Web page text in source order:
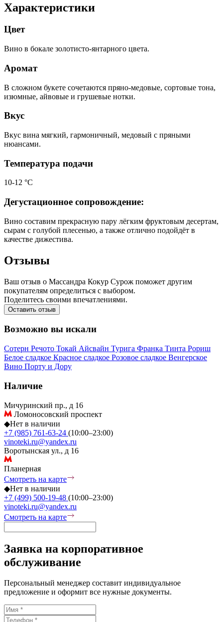
Характеристики
Цвет
Вино в бокале золотисто-янтарного цвета.
Аромат
В сложном букете сочетаются пряно-медовые, сортовые тона,
изюмные, айвовые и грушевые нотки.
Вкус
Вкус вина мягкий, гармоничный, медовый с пряными
нюансами.
Температура подачи
10-12 °С
Дегустационное сопровождение:
Вино составим прекрасную пару лёгким фруктовым десертам,
сырам с голубой плесенью, а также отлично подойдёт в
качестве дижестива.
Отзывы
Ваш отзыв о Массандра Кокур Сурож поможет другим
покупателям определиться с выбором.
Поделитесь своими впечатлениями.
Оставить отзыв
Возможно вы искали
Сотерн Речото Токай Айсвайн Турига Франка Тинта Рориш
Белое сладкое Красное сладкое Розовое сладкое Венгерское
Вино Порту и Дору
Наличие
Мичуринский пр., д 16
Ломоносовский проспект
◆Нет в наличии
+7 (985) 761-63-24 (10:00–23:00)
vinoteki.ru@yandex.ru
Воротынская ул., д 16
Планерная
Смотреть на карте
◆Нет в наличии
+7 (499) 500-19-48 (10:00–23:00)
vinoteki.ru@yandex.ru
Смотреть на карте
Заявка на корпоративное
обслуживание
Персональный менеджер составит индивидуальное
предложение и оформит все нужные документы.